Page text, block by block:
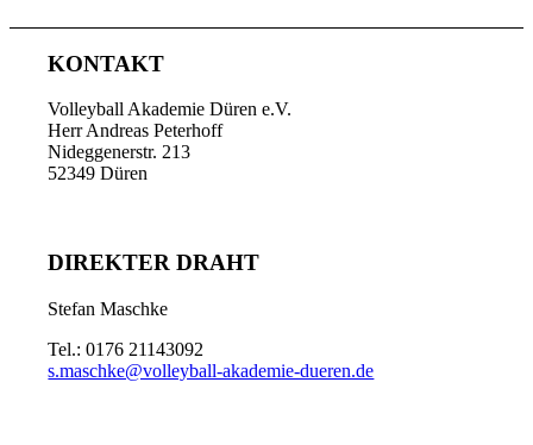
KONTAKT
Volleyball Akademie Düren e.V.
Herr Andreas Peterhoff
Nideggenerstr. 213
52349 Düren
DIREKTER DRAHT
Stefan Maschke
Tel.: 0176 21143092
s.maschke@volleyball-akademie-dueren.de